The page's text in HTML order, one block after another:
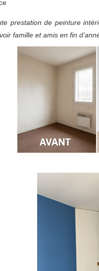
prestation de peinture
famille et amis en fin